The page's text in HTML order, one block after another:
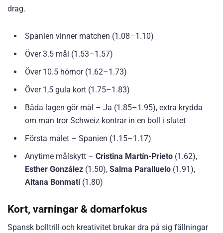
drag.
Spanien vinner matchen (1.08–1.10)
Över 3.5 mål (1.53–1.57)
Över 10.5 hörnor (1.62–1.73)
Över 1,5 gula kort (1.75–1.83)
Båda lagen gör mål – Ja (1.85–1.95), extra krydda
om man tror Schweiz kontrar in en boll i slutet
Första målet – Spanien (1.15–1.17)
Anytime målskytt – Cristina Martín-Prieto (1.62),
Esther González (1.50), Salma Paralluelo (1.91),
Aitana Bonmatí(1.80)
Kort, varningar & domarfokus
Spansk bolltrill och kreativitet brukar dra på sig fällningar